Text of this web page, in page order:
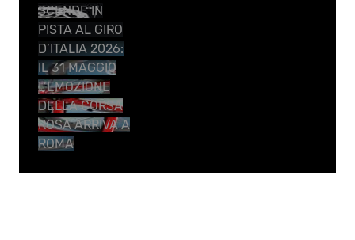
SCENDE IN
PISTA AL GIRO
D’ITALIA 2026:
IL 31 MAGGIO
L’EMOZIONE
DELLA CORSA
ROSA ARRIVA A
ROMA